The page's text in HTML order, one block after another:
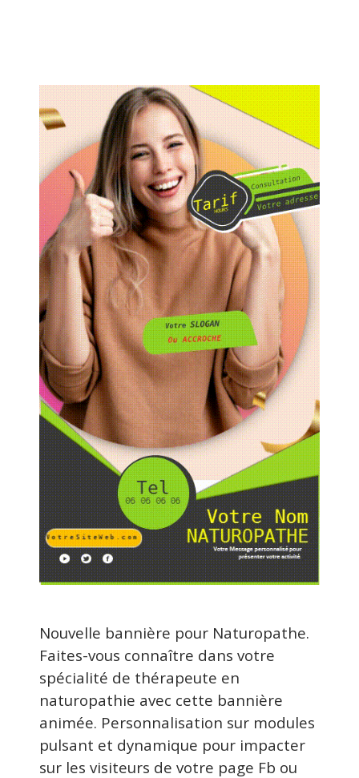
Nouvelle bannière pour Naturopathe.
Faites-vous connaître dans votre
spécialité de thérapeute en
naturopathie avec cette bannière
animée. Personnalisation sur modules
pulsant et dynamique pour impacter
sur les visiteurs de votre page Fb ou